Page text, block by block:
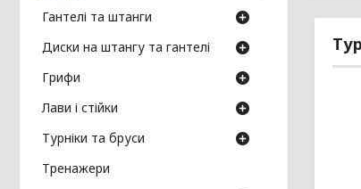
Гантелі та штанги
Диски на штангу та гантелі
Грифи
Лави і стійки
Турніки та бруси
Тренажери